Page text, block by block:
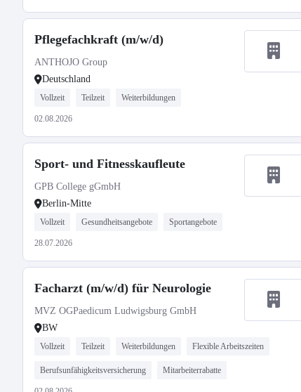
Pflegefachkraft (m/w/d)
ANTHOJO Group
Deutschland
Vollzeit Teilzeit Weiterbildungen
02.08.2026
Sport- und Fitnesskaufleute
GPB College gGmbH
Berlin-Mitte
Vollzeit Gesundheitsangebote Sportangebote
28.07.2026
Facharzt (m/w/d) für Neurologie
MVZ OGPaedicum Ludwigsburg GmbH
BW
Vollzeit Teilzeit Weiterbildungen Flexible Arbeitszeiten
Berufsunfähigkeitsversicherung Mitarbeiterrabatte